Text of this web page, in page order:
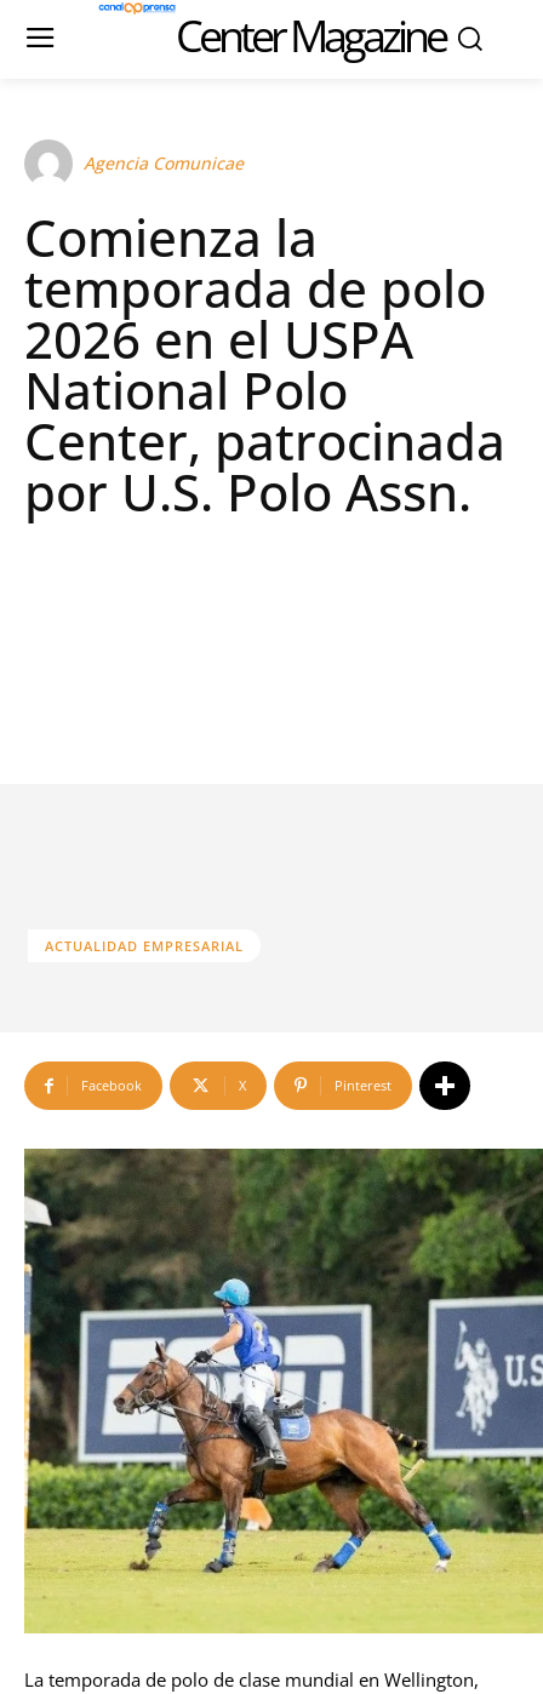
Center Magazine
Agencia Comunicae
Comienza la
temporada de polo
2026 en el USPA
National Polo
Center, patrocinada
por U.S. Polo Assn.
ACTUALIDAD EMPRESARIAL
Facebook X Pinterest
La temporada de polo de clase mundial en Wellington,